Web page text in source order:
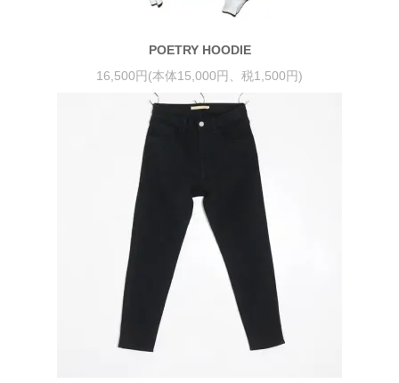
POETRY HOODIE
16,500円(本体15,000円、税1,500円)